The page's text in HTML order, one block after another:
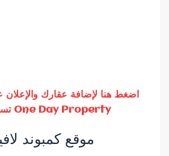
اضغط هنا لإضافة عقارك
تسويق عقاري One Day Property
موقع كمبوند